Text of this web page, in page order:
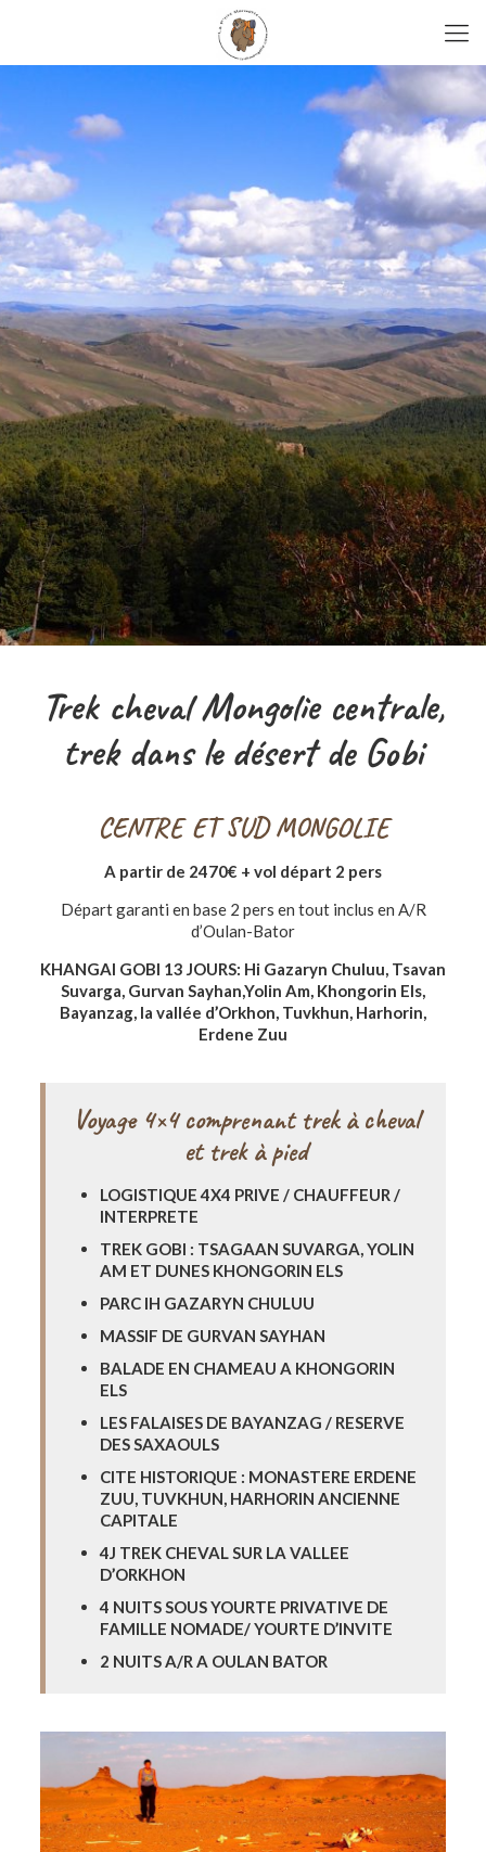
Trek cheval Mongolie centrale,
trek dans le désert de Gobi
CENTRE ET SUD MONGOLIE
A partir de 2470€ + vol départ 2 pers
Départ garanti en base 2 pers en tout inclus en A/R
d’Oulan-Bator
KHANGAI GOBI 13 JOURS: Hi Gazaryn Chuluu, Tsavan
Suvarga, Gurvan Sayhan,Yolin Am, Khongorin Els,
Bayanzag, la vallée d’Orkhon, Tuvkhun, Harhorin,
Erdene Zuu
Voyage 4×4 comprenant trek à cheval
et trek à pied
LOGISTIQUE 4X4 PRIVE / CHAUFFEUR /
INTERPRETE
TREK GOBI : TSAGAAN SUVARGA, YOLIN
AM ET DUNES KHONGORIN ELS
PARC IH GAZARYN CHULUU
MASSIF DE GURVAN SAYHAN
BALADE EN CHAMEAU A KHONGORIN
ELS
LES FALAISES DE BAYANZAG / RESERVE
DES SAXAOULS
CITE HISTORIQUE : MONASTERE ERDENE
ZUU, TUVKHUN, HARHORIN ANCIENNE
CAPITALE
4J TREK CHEVAL SUR LA VALLEE
D’ORKHON
4 NUITS SOUS YOURTE PRIVATIVE DE
FAMILLE NOMADE/ YOURTE D’INVITE
2 NUITS A/R A OULAN BATOR